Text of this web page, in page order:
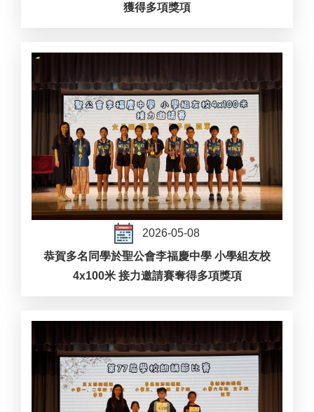
獲得多項獎項
2026-05-08
恭賀多名同學於聖公會李福慶中學 小學組友校
4x100米 接力邀請賽奪得多項獎項